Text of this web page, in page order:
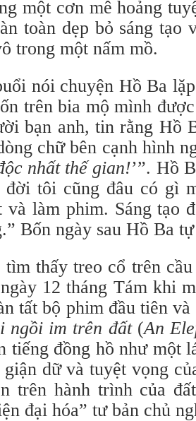
một cơn mê hoảng
toàn dẹp bỏ sáng tạo
trong một nấm mồ.
nói chuyện Hồ Ba
trên bia mộ mình
bạn anh, tin rằng Hồ
chữ bên cạnh hình
nhất thế gian!’”. Hồ
đời tôi cũng đâu có gì
và làm phim. Sáng tạo
Bốn ngày sau Hồ Ba
thấy treo cổ trên
12 tháng Tám khi
tất bộ phim đầu tiên
ngồi im trên đất (An
tiếng đồng hồ như một
dữ và tuyệt vọng
trên hành trình của
đại hóa” tư bản chủ